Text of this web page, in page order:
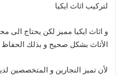
لتركيب اثاث ايكيا
و اثاث ايكيا مميز لكن يحتاج الى
الأثاث بشكل صحيح و بذلك الحفاظ
لأن تميز النجارين و المتخصصين